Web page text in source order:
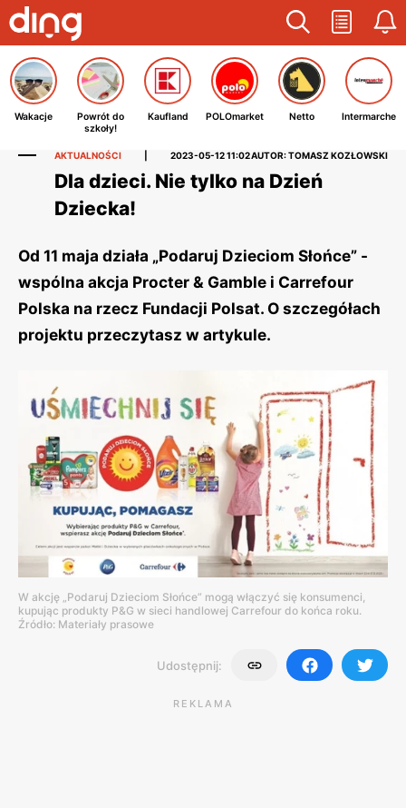
Wakacje
Powrót do
szkoły!
Kaufland POLOmarket Netto Intermarche
AKTUALNOŚCI 2023-05-12 11:02AUTOR: TOMASZ KOZŁOWSKI
Dla dzieci. Nie tylko na Dzień
Dziecka!
Od 11 maja działa „Podaruj Dzieciom Słońce” -
wspólna akcja Procter & Gamble i Carrefour
Polska na rzecz Fundacji Polsat. O szczegółach
projektu przeczytasz w artykule.
W akcję „Podaruj Dzieciom Słońce” mogą włączyć się konsumenci,
kupując produkty P&G w sieci handlowej Carrefour do końca roku.
Źródło: Materiały prasowe
Udostępnij:
REKLAMA